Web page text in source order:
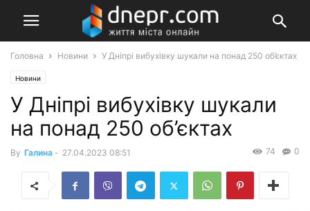
Головна Новини У Дніпрі вибухівку шукали на понад 250 об’єктах
Новини
У Дніпрі вибухівку шукали
на понад 250 об’єктах
By Галина - 27.04.2023 08:51 0
74